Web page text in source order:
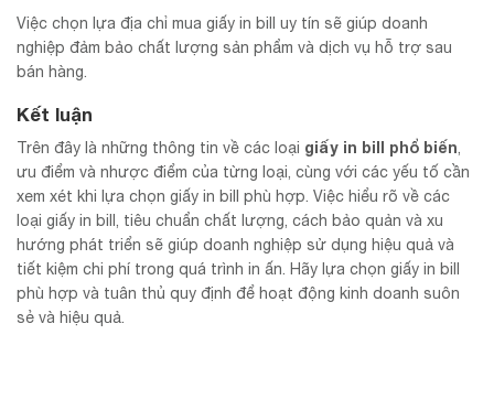
Việc chọn lựa địa chỉ mua giấy in bill uy tín sẽ giúp doanh
nghiệp đảm bảo chất lượng sản phẩm và dịch vụ hỗ trợ sau
bán hàng.
Kết luận
Trên đây là những thông tin về các loại giấy in bill phổ biến,
ưu điểm và nhược điểm của từng loại, cùng với các yếu tố cần
xem xét khi lựa chọn giấy in bill phù hợp. Việc hiểu rõ về các
loại giấy in bill, tiêu chuẩn chất lượng, cách bảo quản và xu
hướng phát triển sẽ giúp doanh nghiệp sử dụng hiệu quả và
tiết kiệm chi phí trong quá trình in ấn. Hãy lựa chọn giấy in bill
phù hợp và tuân thủ quy định để hoạt động kinh doanh suôn
sẻ và hiệu quả.